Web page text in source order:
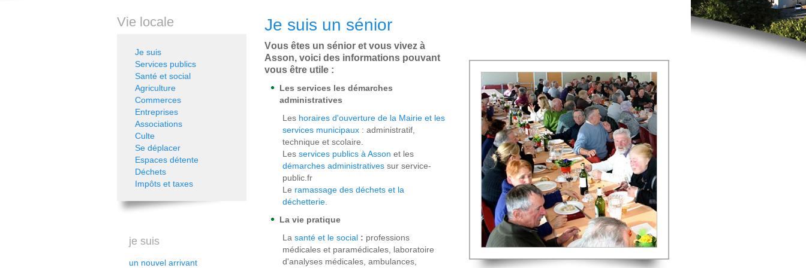
Je suis un sénior
Vous êtes un sénior et vous vivez à
Asson, voici des informations pouvant
vous être utile :
Les services les démarches
administratives
Les horaires d'ouverture de la Mairie et les
services municipaux : administratif,
technique et scolaire.
Les services publics à Asson et les
démarches administratives sur service-
public.fr
Le ramassage des déchets et la
déchetterie
La vie pratique
La santé et le social : professions
médicales et paramédicales, laboratoire
d'analyses médicales, ambulances,
Vie locale
Je suis
Services publics
Santé et social
Agriculture
Commerces
Entreprises
Associations
Culte
Se déplacer
Espaces détente
Déchets
Impôts et taxes
je suis
un nouvel arrivant